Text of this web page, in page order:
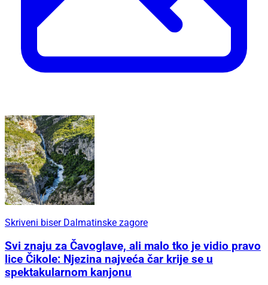
Skriveni biser Dalmatinske zagore
Svi znaju za Čavoglave, ali malo tko je vidio pravo
lice Čikole: Njezina najveća čar krije se u
spektakularnom kanjonu